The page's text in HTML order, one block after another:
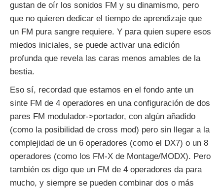
gustan de oír los sonidos FM y su dinamismo, pero
que no quieren dedicar el tiempo de aprendizaje que
un FM pura sangre requiere. Y para quien supere esos
miedos iniciales, se puede activar una edición
profunda que revela las caras menos amables de la
bestia.
Eso sí, recordad que estamos en el fondo ante un
sinte FM de 4 operadores en una configuración de dos
pares FM modulador->portador, con algún añadido
(como la posibilidad de cross mod) pero sin llegar a la
complejidad de un 6 operadores (como el DX7) o un 8
operadores (como los FM-X de Montage/MODX). Pero
también os digo que un FM de 4 operadores da para
mucho, y siempre se pueden combinar dos o más